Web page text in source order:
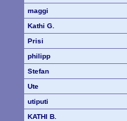
maggi
Kathi G.
Prisi
philipp
Stefan
Ute
utiputi
KATHI B.